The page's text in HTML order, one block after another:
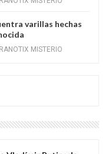
varillas hechas
MISTERIO